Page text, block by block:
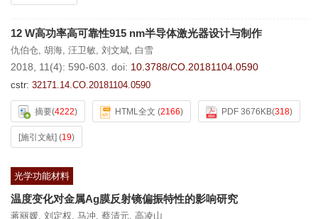
12 W高功率高可靠性915 nm半导体激光器设计与制作
仇伯仓, 胡海, 汪卫敏, 刘文斌, 白雪
2018, 11(4): 590-603. doi: 10.3788/CO.20181104.0590
cstr: 32171.14.CO.20181104.0590
摘要(4222) HTML全文 (2166) PDF 3676KB(318)
[施引文献] (19)
光学功能材料
温度变化对金属Ag膜反射镜偏振特性的影响研究
蒋丽媛, 刘定权, 马冲, 蔡清元, 高凌山